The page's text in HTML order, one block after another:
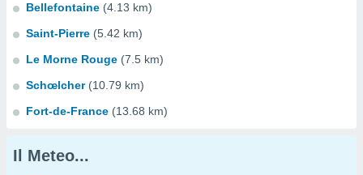
Bellefontaine (4.13 km)
Saint-Pierre (5.42 km)
Le Morne Rouge (7.5 km)
Schœlcher (10.79 km)
Fort-de-France (13.68 km)
Il Meteo...